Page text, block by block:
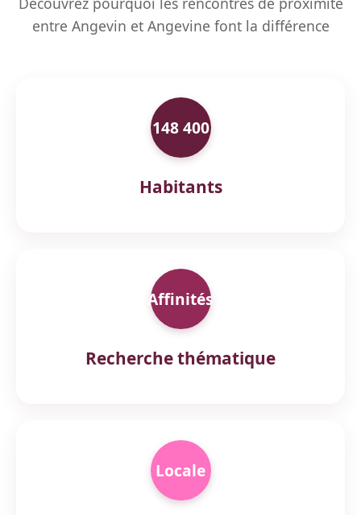
entre Angevin et Angevine font la différence
148 400
Habitants
Affinités
Recherche thématique
Locale